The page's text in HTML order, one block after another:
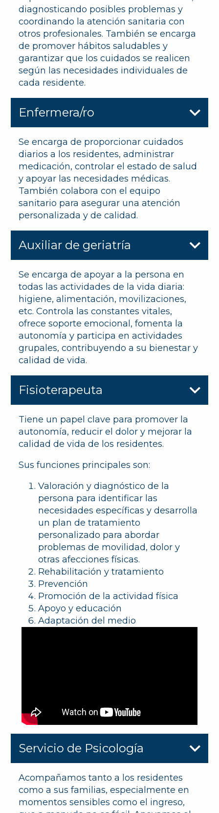
diagnosticando posibles problemas y
coordinando la atención sanitaria con
otros profesionales. También se encarga
de promover hábitos saludables y
garantizar que los cuidados se realicen
según las necesidades individuales de
cada residente.
Enfermera/ro
Se encarga de proporcionar cuidados
diarios a los residentes, administrar
medicación, controlar el estado de salud
y apoyar las necesidades médicas.
También colabora con el equipo
sanitario para asegurar una atención
personalizada y de calidad.
Auxiliar de geriatría
Se encarga de apoyar a la persona en
todas las actividades de la vida diaria:
higiene, alimentación, movilizaciones,
etc. Controla las constantes vitales,
ofrece soporte emocional, fomenta la
autonomía y participa en actividades
grupales, contribuyendo a su bienestar y
calidad de vida.
Fisioterapeuta
Tiene un papel clave para promover la
autonomía, reducir el dolor y mejorar la
calidad de vida de los residentes.
Sus funciones principales son:
Valoración y diagnóstico de la
persona para identificar las
necesidades específicas y desarrolla
un plan de tratamiento
personalizado para abordar
problemas de movilidad, dolor y
otras afecciones físicas.
Rehabilitación y tratamiento
Prevención
Promoción de la actividad física
Apoyo y educación
Adaptación del medio
Servicio de Psicología
Acompañamos tanto a los residentes
como a sus familias, especialmente en
momentos sensibles como el ingreso,